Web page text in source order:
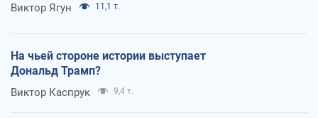
Виктор Ягун 11,1 т.
На чьей стороне истории выступает
Дональд Трамп?
Виктор Каспрук 9,4 т.